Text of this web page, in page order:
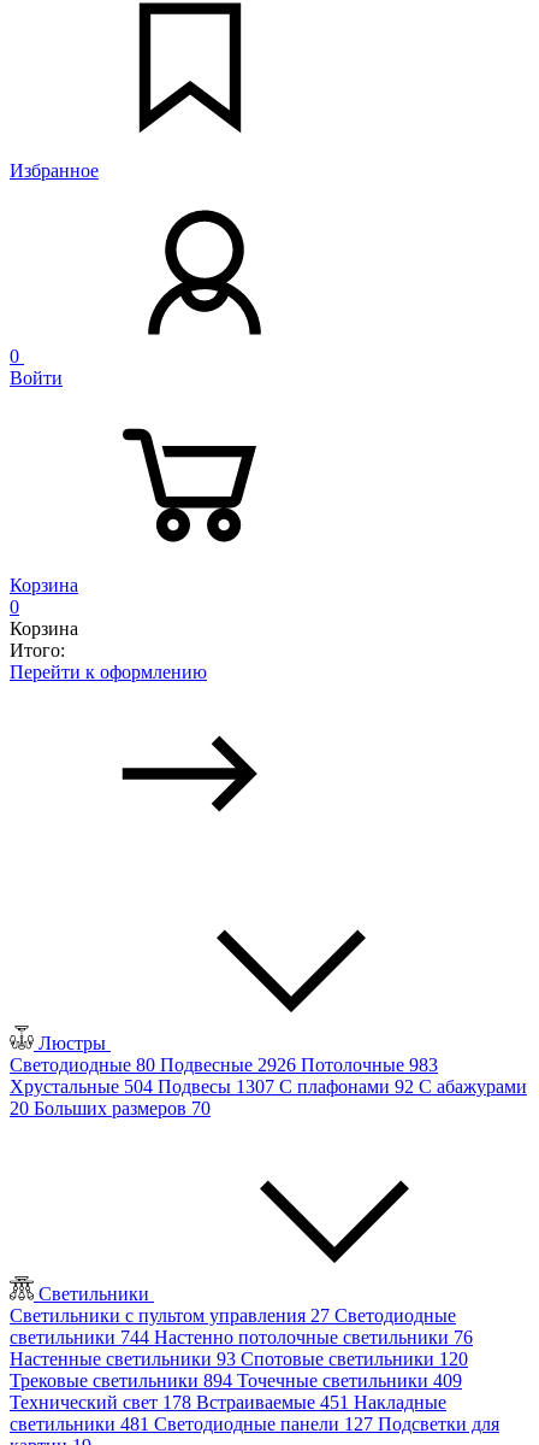
Избранное
0
Войти
Корзина
0
Корзина
Итого:
Перейти к оформлению
Люстры
Светодиодные 80 Подвесные 2926 Потолочные 983
Хрустальные 504 Подвесы 1307 С плафонами 92 С абажурами
20 Больших размеров 70
Светильники
Светильники с пультом управления 27 Светодиодные
светильники 744 Настенно потолочные светильники 76
Настенные светильники 93 Спотовые светильники 120
Трековые светильники 894 Точечные светильники 409
Технический свет 178 Встраиваемые 451 Накладные
светильники 481 Светодиодные панели 127 Подсветки для